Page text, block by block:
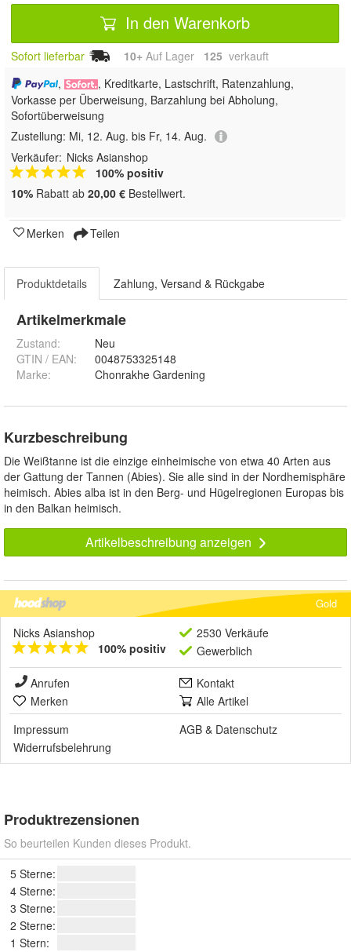
In den Warenkorb
Sofort lieferbar 10+ Auf Lager 125 verkauft
,
, Kreditkarte, Lastschrift, Ratenzahlung,
Vorkasse per Überweisung, Barzahlung bei Abholung,
Sofortüberweisung
Zustellung: Mi, 12. Aug. bis Fr, 14. Aug.
Verkäufer: Nicks Asianshop
100% positiv
10% Rabatt ab 20,00 € Bestellwert.
Merken Teilen
Produktdetails Zahlung, Versand & Rückgabe
Artikelmerkmale
Zustand:
Neu
GTIN / EAN:
0048753325148
Marke:
Chonrakhe Gardening
Kurzbeschreibung
Die Weißtanne ist die einzige einheimische von etwa 40 Arten aus
der Gattung der Tannen (Abies). Sie alle sind in der Nordhemisphäre
heimisch. Abies alba ist in den Berg- und Hügelregionen Europas bis
in den Balkan heimisch.
Artikelbeschreibung anzeigen
Gold
Nicks Asianshop
100% positiv
2530 Verkäufe
Gewerblich
Anrufen
Kontakt
Merken
Alle Artikel
Impressum
AGB & Datenschutz
Widerrufsbelehrung
Produktrezensionen
So beurteilen Kunden dieses Produkt.
5 Sterne:
4 Sterne:
3 Sterne:
2 Sterne:
1 Stern: